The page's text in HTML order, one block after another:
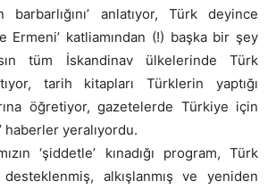
barbarlığını’ anlatıyor, Türk deyince
Ermeni’ katliamından (!) başka bir şey
tüm İskandinav ülkelerinde Türk
tarih kitapları Türklerin yaptığı
öğretiyor, gazetelerde Türkiye için
haberler yeralıyordu.
‘şiddetle’ kınadığı program, Türk
desteklenmiş, alkışlanmış ve yeniden